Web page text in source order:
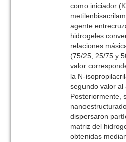
como iniciador
agente
hidrogeles
relaciones
(75/25, 25/75 y
valor
la N-
segundo valor al
Posteriormente,
dispersaron
matriz del
obtenidas